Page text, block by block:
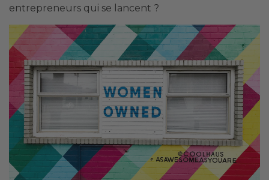
entrepreneurs qui se lancent ?